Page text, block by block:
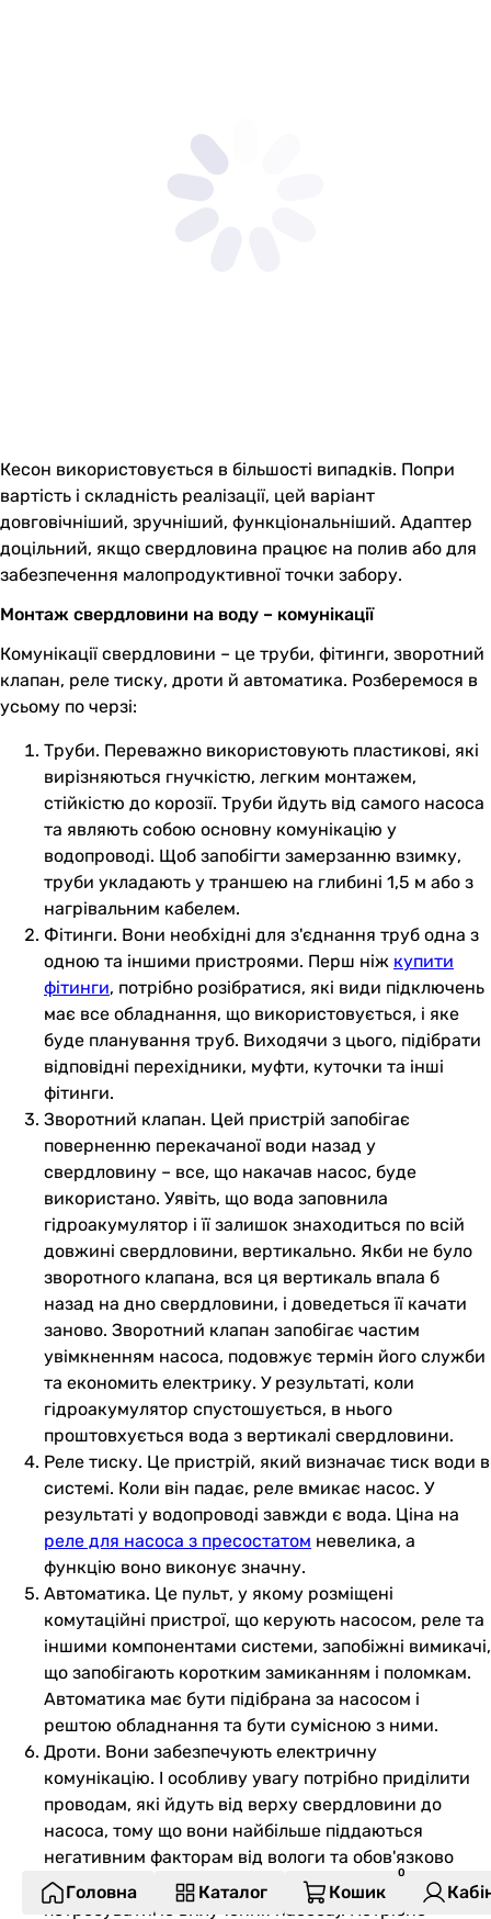
Кесон використовується в більшості випадків. Попри
вартість і складність реалізації, цей варіант
довговічніший, зручніший, функціональніший. Адаптер
доцільний, якщо свердловина працює на полив або для
забезпечення малопродуктивної точки забору.
Монтаж свердловини на воду – комунікації
Комунікації свердловини – це труби, фітинги, зворотний
клапан, реле тиску, дроти й автоматика. Розберемося в
усьому по черзі:
Труби. Переважно використовують пластикові, які
вирізняються гнучкістю, легким монтажем,
стійкістю до корозії. Труби йдуть від самого насоса
та являють собою основну комунікацію у
водопроводі. Щоб запобігти замерзанню взимку,
труби укладають у траншею на глибині 1,5 м або з
нагрівальним кабелем.
Фітинги. Вони необхідні для з'єднання труб одна з
одною та іншими пристроями. Перш ніж купити
фітинги, потрібно розібратися, які види підключень
має все обладнання, що використовується, і яке
буде планування труб. Виходячи з цього, підібрати
відповідні перехідники, муфти, куточки та інші
фітинги.
Зворотний клапан. Цей пристрій запобігає
поверненню перекачаної води назад у
свердловину – все, що накачав насос, буде
використано. Уявіть, що вода заповнила
гідроакумулятор і її залишок знаходиться по всій
довжині свердловини, вертикально. Якби не було
зворотного клапана, вся ця вертикаль впала б
назад на дно свердловини, і доведеться її качати
заново. Зворотний клапан запобігає частим
увімкненням насоса, подовжує термін його служби
та економить електрику. У результаті, коли
гідроакумулятор спустошується, в нього
проштовхується вода з вертикалі свердловини.
Реле тиску. Це пристрій, який визначає тиск води в
системі. Коли він падає, реле вмикає насос. У
результаті у водопроводі завжди є вода. Ціна на
реле для насоса з пресостатом невелика, а
функцію воно виконує значну.
Автоматика. Це пульт, у якому розміщені
комутаційні пристрої, що керують насосом, реле та
іншими компонентами системи, запобіжні вимикачі,
що запобігають коротким замиканням і поломкам.
Автоматика має бути підібрана за насосом і
рештою обладнання та бути сумісною з ними.
Дроти. Вони забезпечують електричну
комунікацію. І особливу увагу потрібно приділити
проводам, які йдуть від верху свердловини до
насоса, тому що вони найбільше піддаються
негативним факторам від вологи та обов'язково
мають бути надійними (адже ремонт
потребуватиме вилучення насоса). Потрібно
Головна Каталог Кошик